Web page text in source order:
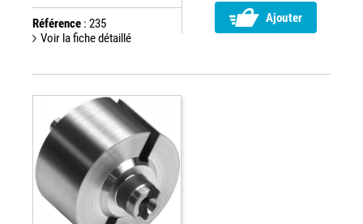
Référence : 235
Voir la fiche détaillé
Ajouter